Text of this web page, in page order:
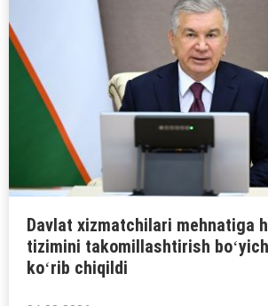
Davlat xizmatchilari mehnatiga
tizimini takomillashtirish
koʻrib chiqildi